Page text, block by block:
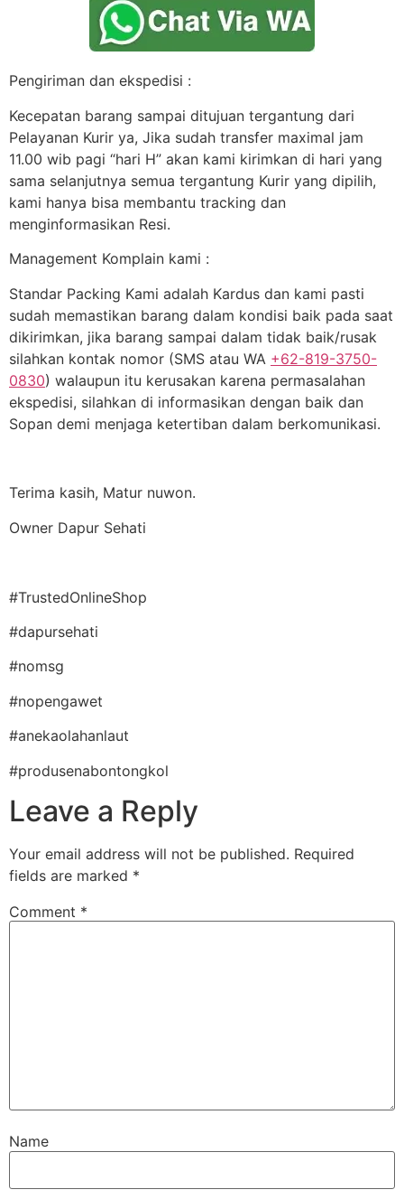
Pengiriman dan ekspedisi :
Kecepatan barang sampai ditujuan tergantung dari
Pelayanan Kurir ya, Jika sudah transfer maximal jam
11.00 wib pagi “hari H” akan kami kirimkan di hari yang
sama selanjutnya semua tergantung Kurir yang dipilih,
kami hanya bisa membantu tracking dan
menginformasikan Resi.
Management Komplain kami :
Standar Packing Kami adalah Kardus dan kami pasti
sudah memastikan barang dalam kondisi baik pada saat
dikirimkan, jika barang sampai dalam tidak baik/rusak
silahkan kontak nomor (SMS atau WA +62-819-3750-
0830) walaupun itu kerusakan karena permasalahan
ekspedisi, silahkan di informasikan dengan baik dan
Sopan demi menjaga ketertiban dalam berkomunikasi.
Terima kasih, Matur nuwon.
Owner Dapur Sehati
#TrustedOnlineShop
#dapursehati
#nomsg
#nopengawet
#anekaolahanlaut
#produsenabontongkol
Leave a Reply
Your email address will not be published. Required
fields are marked *
Comment *
Name